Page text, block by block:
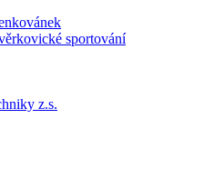
sportování
z.s.